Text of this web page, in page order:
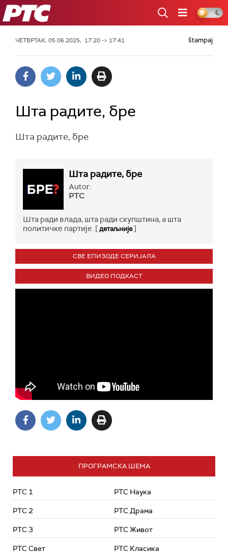
РТС
ЧЕТВРТАК, 05.06.2025, 17:20 -> 17:41 štampaj
Шта радите, бре
Шта радите, бре
Шта радите, бре
Autor:
РТС
Шта ради влада, шта ради скупштина, а шта
политичке партије. [детаљније]
СВЕ ЕПИЗОДЕ СЕРИЈАЛА
ВИДЕО ПОДКАСТ
ПРОГРАМСКА ШЕМА
РТС 1
РТС 2
РТС 3
РТС Свет
РТС Наука
РТС Драма
РТС Живот
РТС Класика